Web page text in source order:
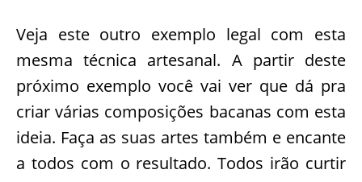
Veja este outro exemplo legal com esta
mesma técnica artesanal. A partir deste
próximo exemplo você vai ver que dá pra
criar várias composições bacanas com esta
ideia. Faça as suas artes também e encante
a todos com o resultado. Todos irão curtir